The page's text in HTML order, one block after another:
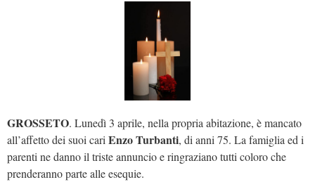
GROSSETO. Lunedì 3 aprile, nella propria abitazione, è mancato
all’affetto dei suoi cariEnzo Turbanti, di anni 75. La famiglia ed i
parenti ne danno il triste annuncio e ringraziano tutti coloro che
prenderanno parte alle esequie.